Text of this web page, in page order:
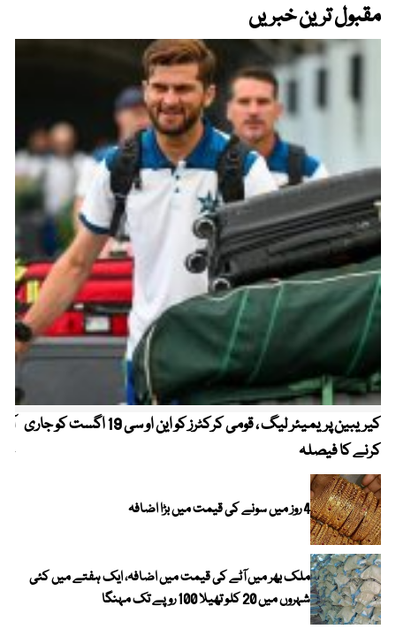
مقبول ترین خبریں
کیریبین پریمیئر لیگ ، قومی کرکٹرز کو این او سی 19 اگست کو جاری
کرنے کا فیصلہ
4 روز میں سونے کی قیمت میں بڑا اضافہ
ملک بھر میں آٹے کی قیمت میں اضافہ، ایک ہفتے میں کئی
شہروں میں 20 کلو تھیلا 100 روپے تک مہنگا